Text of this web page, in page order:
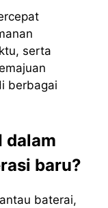
serta
berbagai
dalam
baru?
baterai,